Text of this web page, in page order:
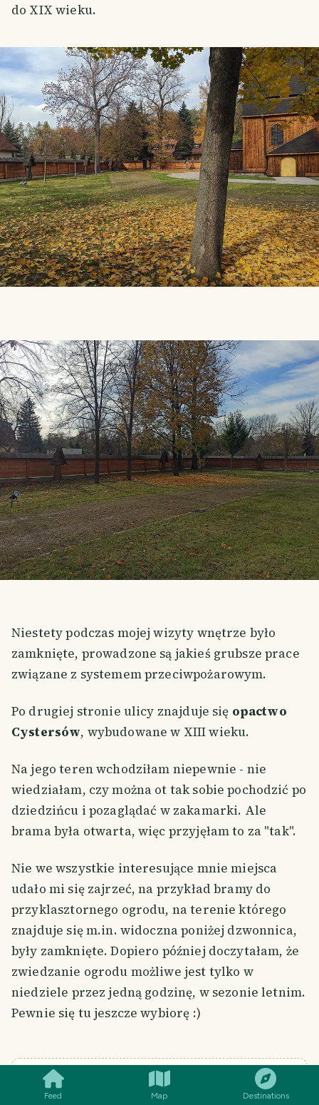
Feed Map Destinations
do XIX wieku.
Niestety podczas mojej wizyty wnętrze było
zamknięte, prowadzone są jakieś grubsze prace
związane z systemem przeciwpożarowym.
Po drugiej stronie ulicy znajduje się opactwo
Cystersów, wybudowane w XIII wieku.
Na jego teren wchodziłam niepewnie - nie
wiedziałam, czy można ot tak sobie pochodzić po
dziedzińcu i pozaglądać w zakamarki. Ale
brama była otwarta, więc przyjęłam to za "tak".
Nie we wszystkie interesujące mnie miejsca
udało mi się zajrzeć, na przykład bramy do
przyklasztornego ogrodu, na terenie którego
znajduje się m.in. widoczna poniżej dzwonnica,
były zamknięte. Dopiero później doczytałam, że
zwiedzanie ogrodu możliwe jest tylko w
niedziele przez jedną godzinę, w sezonie letnim.
Pewnie się tu jeszcze wybiorę :)
A NOTE FROM TRAVELFEED
Been to too? Stories like this one